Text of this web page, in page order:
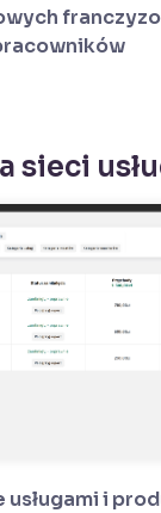
sieci
usługami i